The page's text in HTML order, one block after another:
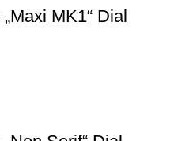
MK1“ Dial